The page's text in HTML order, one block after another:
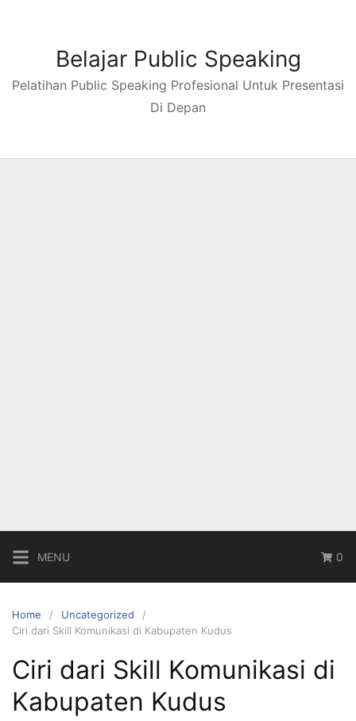
Belajar Public Speaking
Pelatihan Public Speaking Profesional Untuk Presentasi
Di Depan
MENU 0
Home
Uncategorized
Ciri dari Skill Komunikasi di Kabupaten Kudus
Ciri dari Skill Komunikasi di
Kabupaten Kudus